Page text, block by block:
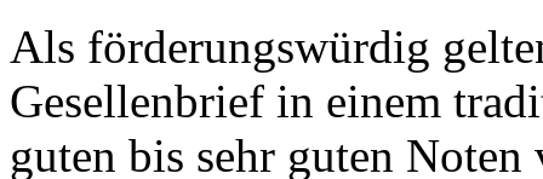
Als förderungswürdig
Gesellenbrief in einem
guten bis sehr guten